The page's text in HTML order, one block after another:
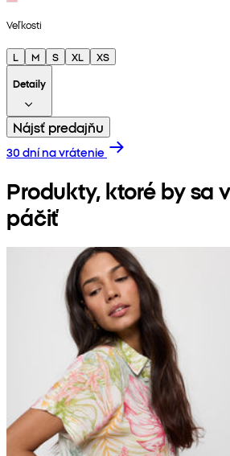
Veľkosti
L M S XL
XS
Detaily
Nájsť predajňu
30 dní na vrátenie
Produkty, ktoré by sa
páčiť